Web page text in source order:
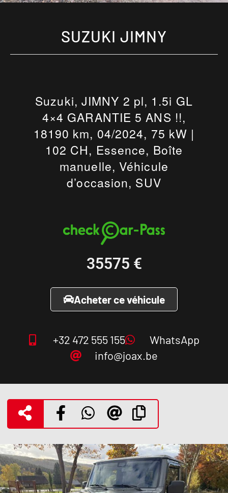
SUZUKI JIMNY
Suzuki, JIMNY 2 pl, 1.5i GL
4×4 GARANTIE 5 ANS !!,
18190 km, 04/2024, 75 kW |
102 CH, Essence, Boîte
manuelle, Véhicule
d’occasion, SUV
35575 €
Acheter ce véhicule
+32 472 555 155
WhatsApp
info@joax.be